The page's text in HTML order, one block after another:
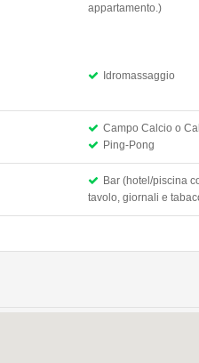
appartamento.)
Idromassaggio
Campo Calcio o
Ping-Pong
Bar (hotel/piscina
tavolo, giornali e